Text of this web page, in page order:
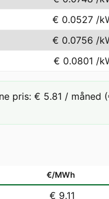
€ 0.0527 /
€ 0.0756 /
€ 0.0801 /
pris: € 5.81 /
€/MWh
€ 9.11